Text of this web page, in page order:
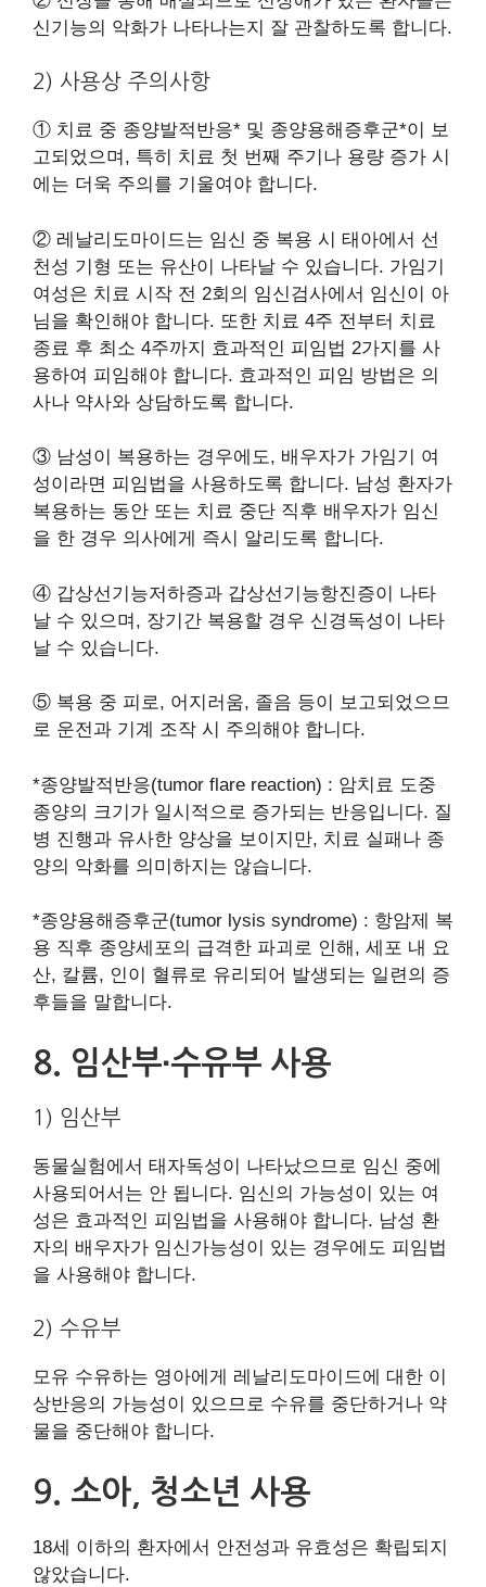
신기능의 악화가 나타나는지 잘 관찰하도록 합니다.
2) 사용상 주의사항
① 치료 중 종양발적반응* 및 종양용해증후군*이 보
고되었으며, 특히 치료 첫 번째 주기나 용량 증가 시
에는 더욱 주의를 기울여야 합니다.
② 레날리도마이드는 임신 중 복용 시 태아에서 선
천성 기형 또는 유산이 나타날 수 있습니다. 가임기
여성은 치료 시작 전 2회의 임신검사에서 임신이 아
님을 확인해야 합니다. 또한 치료 4주 전부터 치료
종료 후 최소 4주까지 효과적인 피임법 2가지를 사
용하여 피임해야 합니다. 효과적인 피임 방법은 의
사나 약사와 상담하도록 합니다.
③ 남성이 복용하는 경우에도, 배우자가 가임기 여
성이라면 피임법을 사용하도록 합니다. 남성 환자가
복용하는 동안 또는 치료 중단 직후 배우자가 임신
을 한 경우 의사에게 즉시 알리도록 합니다.
④ 갑상선기능저하증과 갑상선기능항진증이 나타
날 수 있으며, 장기간 복용할 경우 신경독성이 나타
날 수 있습니다.
⑤ 복용 중 피로, 어지러움, 졸음 등이 보고되었으므
로 운전과 기계 조작 시 주의해야 합니다.
*종양발적반응(tumor flare reaction) : 암치료 도중
종양의 크기가 일시적으로 증가되는 반응입니다. 질
병 진행과 유사한 양상을 보이지만, 치료 실패나 종
양의 악화를 의미하지는 않습니다.
*종양용해증후군(tumor lysis syndrome) : 항암제 복
용 직후 종양세포의 급격한 파괴로 인해, 세포 내 요
산, 칼륨, 인이 혈류로 유리되어 발생되는 일련의 증
후들을 말합니다.
8. 임산부∙수유부 사용
1) 임산부
동물실험에서 태자독성이 나타났으므로 임신 중에
사용되어서는 안 됩니다. 임신의 가능성이 있는 여
성은 효과적인 피임법을 사용해야 합니다. 남성 환
자의 배우자가 임신가능성이 있는 경우에도 피임법
을 사용해야 합니다.
2) 수유부
모유 수유하는 영아에게 레날리도마이드에 대한 이
상반응의 가능성이 있으므로 수유를 중단하거나 약
물을 중단해야 합니다.
9. 소아, 청소년 사용
18세 이하의 환자에서 안전성과 유효성은 확립되지
않았습니다.